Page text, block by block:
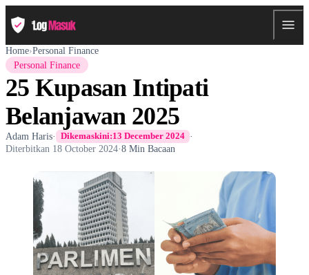
Home›Personal Finance
Personal Finance
25 Kupasan Intipati
Belanjawan 2025
Adam Haris· Dikemaskini:13 December 2024 ·
Diterbitkan 18 October 2024·8 Min Bacaan